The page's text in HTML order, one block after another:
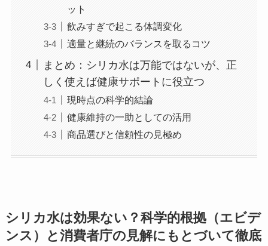
ット
飲みすぎで起こる体調変化
適量と継続のバランスを取るコツ
まとめ：シリカ水は万能ではないが、正
しく使えば健康サポートに役立つ
現時点の科学的結論
健康維持の一助としての活用
商品選びと信頼性の見極め
シリカ水は効果ない？科学的根拠（エビデ
ンス）と消費者庁の見解にもとづいて徹底